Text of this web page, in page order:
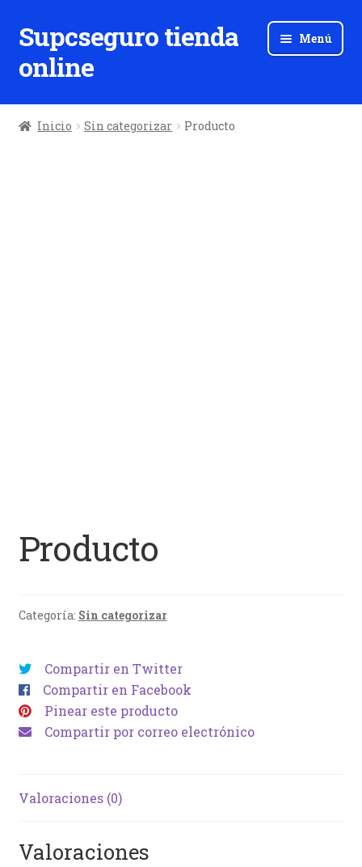
Ir
a
la
Ir
al
contenido
Supcseguro tienda
online
Menú
Inicio Sin categorizar Producto
Producto
Categoría: Sin categorizar
Compartir en Twitter
Compartir en Facebook
Pinear este producto
Compartir por correo electrónico
Valoraciones (0)
Valoraciones